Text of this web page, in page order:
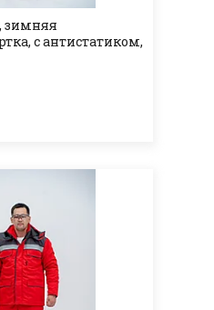
зимняя
с антистатиком,